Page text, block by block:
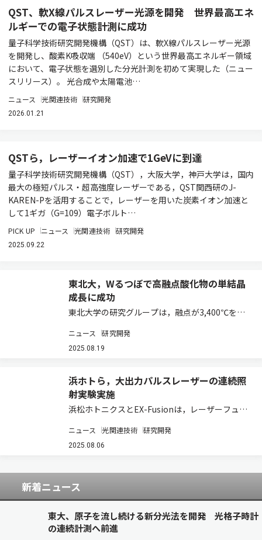
QST、軟X線パルスレーザー光源を開発 世界最高エネ
ルギーでの電子状態計測に成功
量子科学技術研究開発機構（QST）は、軟X線パルスレーザー光源
を開発し、酸素K吸収端 （540eV）という世界最高エネルギー領域
において、電子状態を選別した分光計測を初めて実現した（ニュー
スリリース）。 光合成や太陽電池…
ニュース 光関連技術 研究開発
2026.01.21
QSTら，レーザーイオン加速で1GeVに到達
量子科学技術研究開発機構（QST），大阪大学，神戸大学は，国内
最大の極短パルス・超高強度レーザーである，QST関西研のJ-
KAREN-Pを活用することで，レーザーを用いた炭素イオン加速と
して1ギガ（G=109）電子ボルト…
PICK UP ニュース 光関連技術 研究開発
2025.09.22
東北大，Wるつぼで高融点酸化物の単結晶
成長に成功
東北大学の研究グループは，融点が3,400℃を超
たな結晶成長技術を開発した（ニュースリリー
ス）。 半導体や電子機器，光学機器等に用いられ
ニュース 研究開発
2025.08.19
浜ホトら，大出力パルスレーザーの連続照
射実験実施
浜松ホトニクスとEX-Fusionは，レーザーフュー
連続して模擬燃料ターゲットに照射する重要な技
術の実証試験を行なった（ニュースリリース）。
ニュース 光関連技術 研究開発
2025.08.06
新着ニュース
東大、原子を流し続ける新分光法を開発 光格子時計
の連続計測へ前進